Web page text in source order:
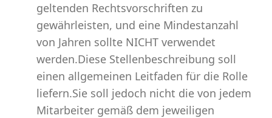
geltenden Rechtsvorschriften zu
gewährleisten, und eine Mindestanzahl
von Jahren sollte NICHT verwendet
werden.Diese Stellenbeschreibung soll
einen allgemeinen Leitfaden für die Rolle
liefern.Sie soll jedoch nicht die von jedem
Mitarbeiter gemäß dem jeweiligen